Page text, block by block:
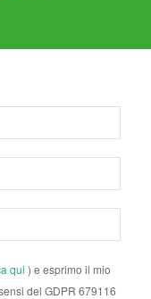
qui ) e esprimo il mio
del GDPR 679116